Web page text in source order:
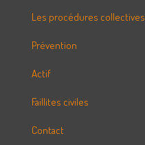
Les procédures collectives
Prévention
Actif
Faillites civiles
Contact